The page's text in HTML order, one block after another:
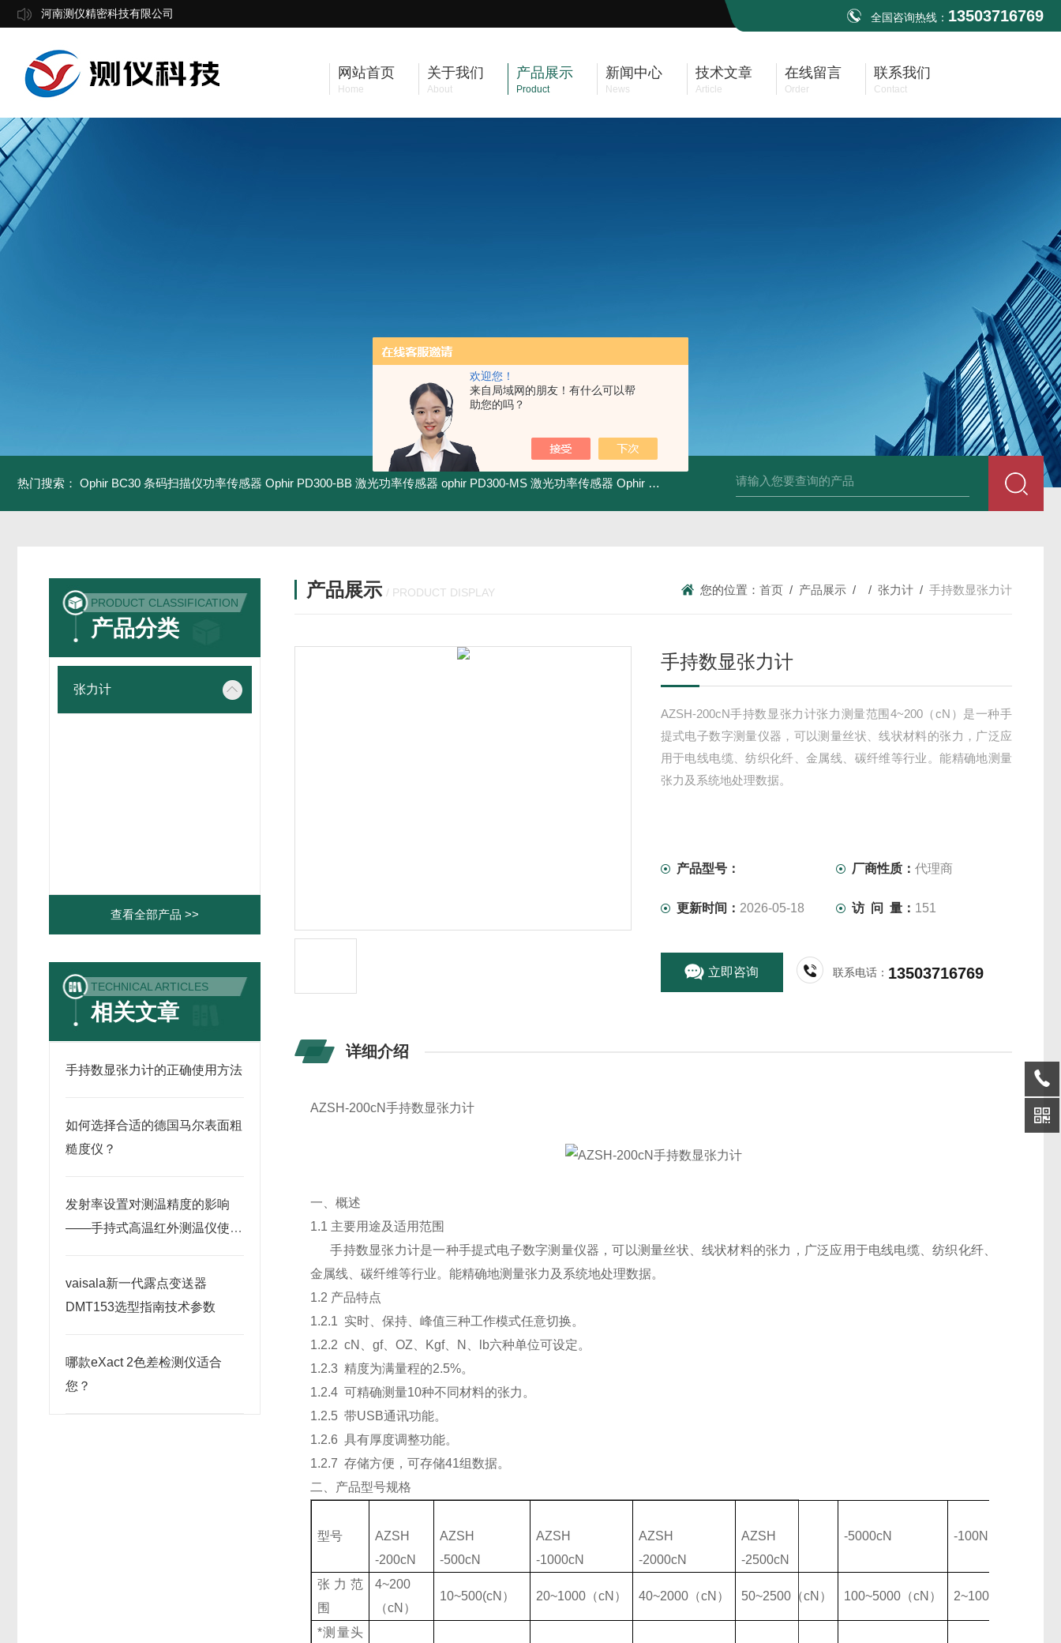
欢迎您！
来自局域网的朋友！有什么可以帮
助您的吗？
河南测仪精密科技有限公司 全国咨询热线： 13503716769
网站首页
Home
关于我们
About
产品展示
Product
新闻中心
News
技术文章
Article
在线留言
Order
联系我们
Contact
热门搜索： Ophir BC30 条码扫描仪功率传感器 Ophir PD300-BB 激光功率传感器 ophir PD300-MS 激光功率传感器 Ophir PD300R-3W 激光功率传感器 Ophir PD300R 激光功率传感器 Ophir PD300-
PRODUCT CLASSIFICATION
产品分类
张力计
查看全部产品 >>
TECHNICAL ARTICLES
相关文章
手持数显张力计的正确使用方法
如何选择合适的德国马尔表面粗
糙度仪？
发射率设置对测温精度的影响
——手持式高温红外测温仪使用
vaisala新一代露点变送器
DMT153选型指南技术参数
哪款eXact 2色差检测仪适合
您？
产品展示 / PRODUCT DISPLAY 您的位置： 首页 / 产品展示 / / 张力计 / 手持数显张力计
手持数显张力计
AZSH-200cN手持数显张力计张力测量范围4~200（cN）是一种手
提式电子数字测量仪器，可以测量丝状、线状材料的张力，广泛应
用于电线电缆、纺织化纤、金属线、碳纤维等行业。能精确地测量
张力及系统地处理数据。
产品型号： 厂商性质：代理商
更新时间： 2026-05-18 访 问 量： 151
立即咨询 联系电话： 13503716769
详细介绍
AZSH-200cN手持数显张力计
一、概述
1.1 主要用途及适用范围
手持数显张力计是一种手提式电子数字测量仪器，可以测量丝状、线状材料的张力，广泛应用于电线电缆、纺织化纤、
金属线、碳纤维等行业。能精确地测量张力及系统地处理数据。
1.2 产品特点
1.2.1 实时、保持、峰值三种工作模式任意切换。
1.2.2 cN、gf、OZ、Kgf、N、lb六种单位可设定。
1.2.3 精度为满量程的2.5%。
1.2.4 可精确测量10种不同材料的张力。
1.2.5 带USB通讯功能。
1.2.6 具有厚度调整功能。
1.2.7 存储方便，可存储41组数据。
二、产品型号规格
型号
AZSH
-200cN
AZSH
-500cN
AZSH
-1000cN
AZSH
-2000cN
AZSH
-2500cN
-5000cN -100N
张力范
围
4~200
（cN）
10~500(cN） 20~1000（cN） 40~2000（cN） 50~2500（cN） 100~5000（cN） 2~100N
*测量头